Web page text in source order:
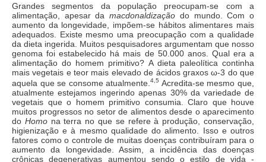
Grandes segmentos da população preocupam-se com a
alimentação, apesar damacdonaldização do mundo. Com o
aumento da longevidade, impõem-se hábitos alimentares mais
adequados. Existe mesmo uma preocupação com a qualidade
da dieta ingerida. Muitos pesquisadores argumentam que nosso
genoma foi estabelecido há mais de 50.000 anos. Qual era a
alimentação do homem primitivo? A dieta paleolítica continha
mais vegetais e teor mais elevado de ácidos graxos ω-3 do que
aquela que se consome atualmente.4,5 Acredita-se mesmo que,
atualmente estejamos ingerindo apenas 30% da variedade de
vegetais que o homem primitivo consumia. Claro que houve
muitos progressos no setor de alimentos desde o aparecimento
do Homona terra no que se refere à produção, conservação,
higienização e à mesmo qualidade do alimento. Isso e outros
fatores como o controle de muitas doenças contribuíram para o
aumento da longevidade. Assim, a incidência das doenças
crônicas degenerativas aumentou sendo o estilo de vida -